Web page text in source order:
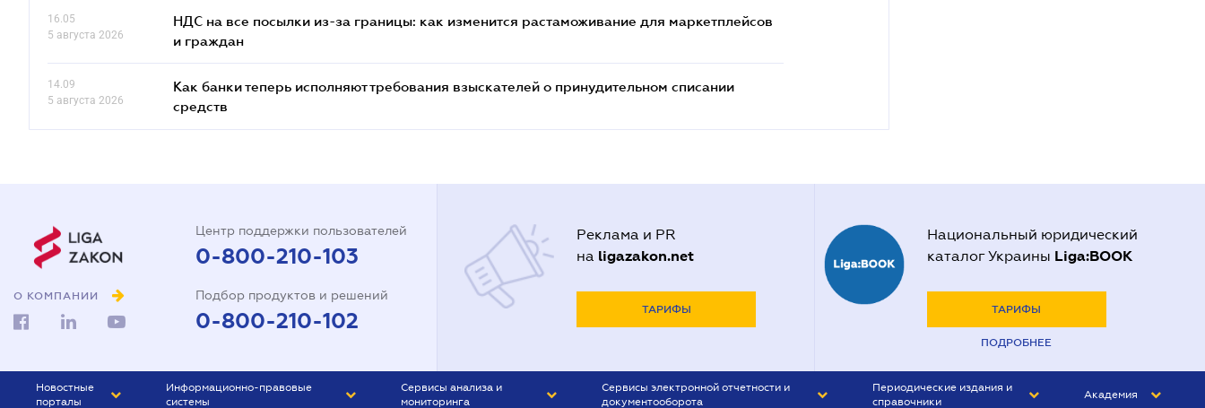
16.05
5 августа 2026
НДС на все посылки из-за границы: как изменится растаможивание для маркетплейсов
и граждан
14.09
5 августа 2026
Как банки теперь исполняют требования взыскателей о принудительном списании
средств
О КОМПАНИИ
Центр поддержки пользователей
0-800-210-103
Подбор продуктов и решений
0-800-210-102
Реклама и PR
на ligazakon.net
ТАРИФЫ
Национальный юридический
каталог Украины Liga:BOOK
ТАРИФЫ
ПОДРОБНЕЕ
Новостные
порталы
Информационно-правовые
системы
Сервисы анализа и
мониторинга
Сервисы электронной отчетности и
документооборота
Периодические издания и
справочники
Академия